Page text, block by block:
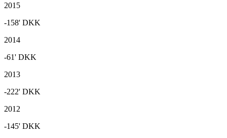
2015
-158' DKK
2014
-61' DKK
2013
-222' DKK
2012
-145' DKK